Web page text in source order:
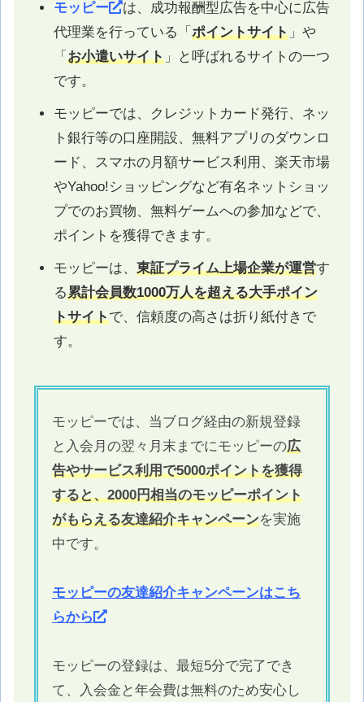
モッピー
は、成功報酬型広告を中心に広告
代理業を行っている「 ポイントサイト」や
「 お小遣いサイト」と呼ばれるサイトの一つ
です。
モッピーでは、クレジットカード発行、ネッ
ト銀行等の口座開設、無料アプリのダウンロ
ード、スマホの月額サービス利用、楽天市場
やYahoo!ショッピングなど有名ネットショッ
プでのお買物、無料ゲームへの参加などで、
ポイントを獲得できます。
モッピーは、 東証プライム上場企業が運営す
る累計会員数1000万人を超える大手ポイン
トサイトで、信頼度の高さは折り紙付きで
す。
モッピーでは、当ブログ経由の新規登録
と入会月の翌々月末までにモッピーの広
告やサービス利用で5000ポイントを獲得
すると、2000円相当のモッピーポイント
がもらえる友達紹介キャンペーンを実施
中です。
モッピーの友達紹介キャンペーンはこち
らから
モッピーの登録は、最短5分で完了でき
て、入会金と年会費は無料のため安心し